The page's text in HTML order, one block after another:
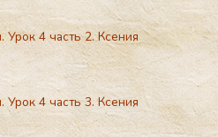
4 часть 2. Ксения
4 часть 3. Ксения